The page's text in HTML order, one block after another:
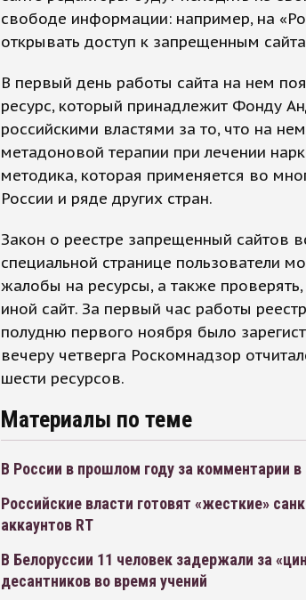
свободе информации: например, на
открывать доступ к запрещенным
В первый день работы сайта на нем
ресурс, который принадлежит Фонду
российскими властями за то, что на
метадоновой терапии при лечении
методика, которая применяется во
России и ряде других стран.
Закон о реестре запрещенный сайтов
специальной странице пользователи
жалобы на ресурсы, а также
иной сайт. За первый час работы
полудню первого ноября было
вечеру четверга Роскомнадзор
шести ресурсов.
Материалы по теме
В России в прошлом году за комментарии в
Российские власти готовят «жесткие»
аккаунтов RT
В Белоруссии 11 человек задержали за
десантников во время учений